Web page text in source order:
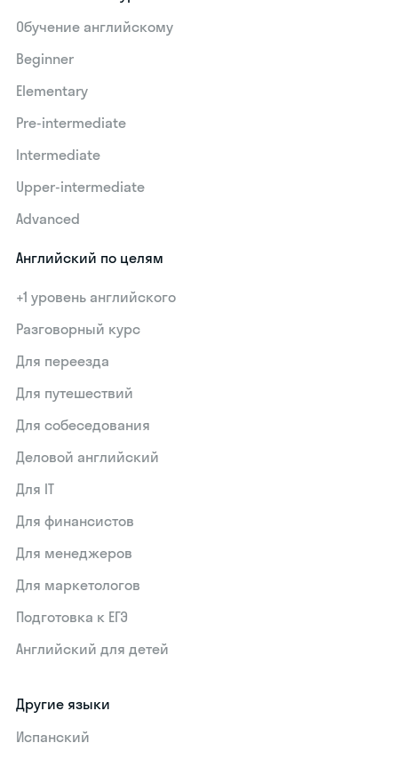
Обучение английскому
Beginner
Elementary
Pre-intermediate
Intermediate
Upper-intermediate
Advanced
Английский по целям
+1 уровень английского
Разговорный курс
Для переезда
Для путешествий
Для собеседования
Деловой английский
Для IT
Для финансистов
Для менеджеров
Для маркетологов
Подготовка к ЕГЭ
Английский для детей
Другие языки
Испанский